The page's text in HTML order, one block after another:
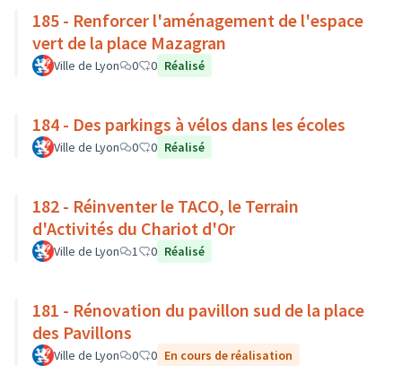
185 - Renforcer l'aménagement de l'espace
vert de la place Mazagran
Ville de Lyon 0 0 Réalisé
184 - Des parkings à vélos dans les écoles
Ville de Lyon 0 0 Réalisé
182 - Réinventer le TACO, le Terrain
d'Activités du Chariot d'Or
Ville de Lyon 1 0 Réalisé
181 - Rénovation du pavillon sud de la place
des Pavillons
Ville de Lyon 0 0 En cours de réalisation